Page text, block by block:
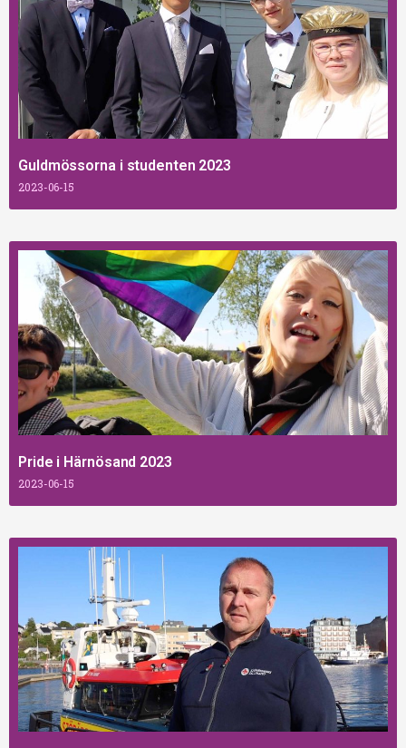
Guldmössorna i studenten 2023
2023-06-15
Pride i Härnösand 2023
2023-06-15